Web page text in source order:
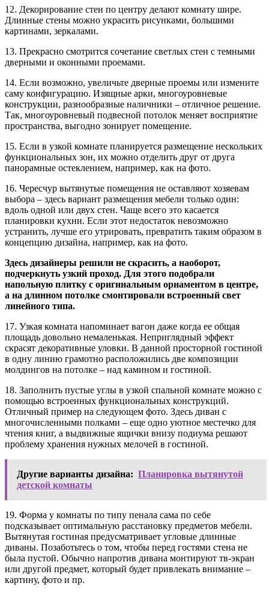
12. Декорирование стен по центру делают комнату шире.
Длинные стены можно украсить рисунками, большими
картинами, зеркалами.
13. Прекрасно смотрится сочетание светлых стен с темными
дверными и оконными проемами.
14. Если возможно, увеличьте дверные проемы или измените
саму конфигурацию. Изящные арки, многоуровневые
конструкции, разнообразные наличники – отличное решение.
Так, многоуровневый подвесной потолок меняет восприятие
пространства, выгодно зонирует помещение.
15. Если в узкой комнате планируется размещение нескольких
функциональных зон, их можно отделить друг от друга
панорамные остеклением, например, как на фото.
16. Чересчур вытянутые помещения не оставляют хозяевам
выбора – здесь вариант размещения мебели только один:
вдоль одной или двух стен. Чаще всего это касается
планировки кухни. Если этот недостаток невозможно
устранить, лучше его утрировать, превратить таким образом в
концепцию дизайна, например, как на фото.
Здесь дизайнеры решили не скрасить, а наоборот,
подчеркнуть узкий проход. Для этого подобрали
напольную плитку с оригинальным орнаментом в центре,
а на длинном потолке смонтировали встроенный свет
линейного типа.
17. Узкая комната напоминает вагон даже когда ее общая
площадь довольно немаленькая. Неприглядный эффект
скрасят декоративные уловки. В данной просторной гостиной
в одну линию грамотно расположились две композиции
молдингов на потолке – над камином и гостиной.
18. Заполнить пустые углы в узкой спальной комнате можно с
помощью встроенных функциональных конструкций.
Отличный пример на следующем фото. Здесь диван с
многочисленными полками – еще одно уютное местечко для
чтения книг, а выдвижные ящички внизу подиума решают
проблему хранения нужных мелочей в гостиной.
Другие варианты дизайна: Планировка вытянутой
детской комнаты
19. Форма у комнаты по типу пенала сама по себе
подсказывает оптимальную расстановку предметов мебели.
Вытянутая гостиная предусматривает угловые длинные
диваны. Позаботьтесь о том, чтобы перед гостями стена не
была пустой. Обычно напротив дивана монтируют тв-экран
или другой предмет, который будет привлекать внимание –
картину, фото и пр.